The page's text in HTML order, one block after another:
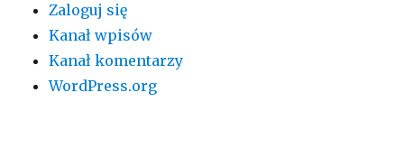
Zaloguj się
Kanał wpisów
Kanał komentarzy
WordPress.org